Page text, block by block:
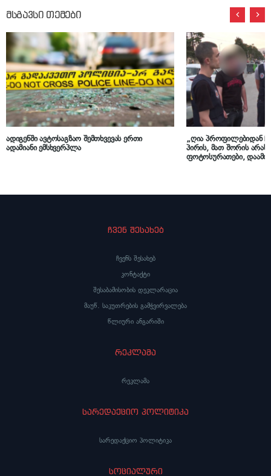
მსგავსი თემები
ადიგენში ავტოსაგზაო შემთხვევას ერთი
ადამიანი ემსხვერპლა
„ღია პროფილებიდან
პირის, მათ შორის
ფოტოსურათები,
ჩვენ შესახებ
ჩვენს შესახებ
კონტაქტი
შესაბამისობის დეკლარაცია
მაუწ. საკუთრების გამჭვირვალება
წლიური ანგარიში
რეკლამა
რეკლამა
სარედაქციო პოლიტიკა
სარედაქციო პოლიტიკა
სოციალური